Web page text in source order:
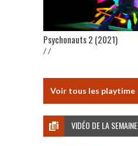
Psychonauts 2 (2021)
/ /
Voir tous les playtime
VIDÉO DE LA SEMAINE